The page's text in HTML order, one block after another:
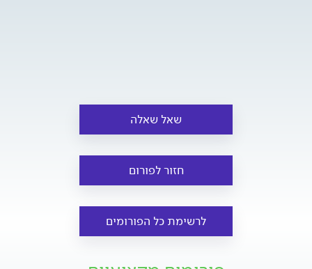
שאל שאלה
חזור לפורום
לרשימת כל הפורומים